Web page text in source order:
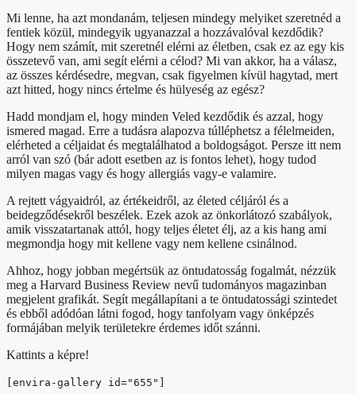
Mi lenne, ha azt mondanám, teljesen mindegy melyiket szeretnéd a
fentiek közül, mindegyik ugyanazzal a hozzávalóval kezdődik?
Hogy nem számít, mit szeretnél elérni az életben, csak ez az egy kis
összetevő van, ami segít elérni a célod? Mi van akkor, ha a válasz,
az összes kérdésedre, megvan, csak figyelmen kívül hagytad, mert
azt hitted, hogy nincs értelme és hülyeség az egész?
Hadd mondjam el, hogy minden Veled kezdődik és azzal, hogy
ismered magad. Erre a tudásra alapozva túlléphetsz a félelmeiden,
elérheted a céljaidat és megtalálhatod a boldogságot. Persze itt nem
arról van szó (bár adott esetben az is fontos lehet), hogy tudod
milyen magas vagy és hogy allergiás vagy-e valamire.
A rejtett vágyaidról, az értékeidről, az életed céljáról és a
beidegződésekről beszélek. Ezek azok az önkorlátozó szabályok,
amik visszatartanak attól, hogy teljes életet élj, az a kis hang ami
megmondja hogy mit kellene vagy nem kellene csinálnod.
Ahhoz, hogy jobban megértsük az öntudatosság fogalmát, nézzük
meg a Harvard Business Review nevű tudományos magazinban
megjelent grafikát. Segít megállapítani a te öntudatossági szintedet
és ebből adódóan látni fogod, hogy tanfolyam vagy önképzés
formájában melyik területekre érdemes időt szánni.
Kattints a képre!
[envira-gallery id="655"]